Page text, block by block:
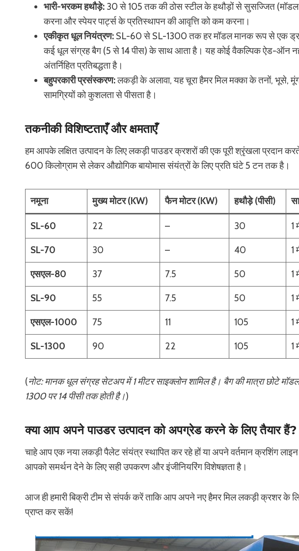
भारी-भरकम हथौड़े: 30 से 105 तक की ठोस स्टील के हथौड़ों से सुसज्जित
करना और स्पेयर पार्ट्स के प्रतिस्थापन की आवृत्ति को कम करना।
एकीकृत धूल नियंत्रण: SL-60 से SL-1300 तक हर मॉडल मानक रूप से एक
कई धूल संग्रह बैग (5 से 14 पीस) के साथ आता है। यह कोई वैकल्पिक ऐड-ऑन
अंतर्निहित प्रतिबद्धता है।
बहुपरकारी प्रसंस्करण:लकड़ी के अलावा, यह चूरा हैमर मिल मक्का के तनों, भूसे,
सामग्रियों को कुशलता से पीसता है।
तकनीकी विशिष्टताएँ और क्षमताएँ
हम आपके लक्षित उत्पादन के लिए लकड़ी पाउडर क्रशरों की एक पूरी श्रृंखला प्रदान
600 किलोग्राम से लेकर औद्योगिक बायोमास संयंत्रों के लिए प्रति घंटे 5 टन तक है।
नमूना मुख्य मोटर (KW) फैन मोटर (KW) हथौड़े (पीसी)
SL-60 22 – 30 1
SL-70 30 – 40 1
एसएल-80 37 7.5 50 1
SL-90 55 7.5 50 1
एसएल-1000 75 11 105 1
SL-1300 90 22 105 1
(नोट: मानक धूल संग्रह सेटअप में 1 मीटर साइक्लोन शामिल है। बैग की मात्रा छोटे
1300 पर 14 पीसी तक होती है।)
क्या आप अपने पाउडर उत्पादन को अपग्रेड करने के लिए तैयार हैं?
चाहे आप एक नया लकड़ी पैलेट संयंत्र स्थापित कर रहे हों या अपने वर्तमान क्रशिंग
आपको समर्थन देने के लिए सही उपकरण और इंजीनियरिंग विशेषज्ञता है।
आज ही हमारी बिक्री टीम से संपर्क करें ताकि आप अपने नए हैमर मिल लकड़ी क्रशर के
प्राप्त कर सकें!